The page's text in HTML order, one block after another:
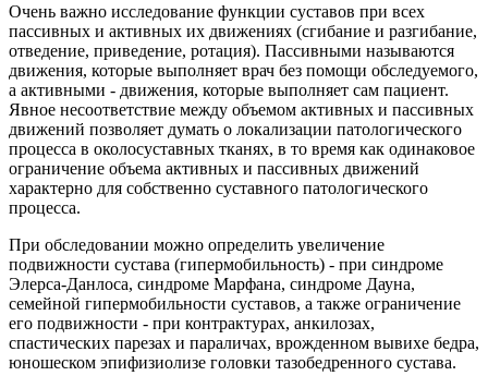
Очень важно исследование функции суставов при всех
пассивных и активных их движениях (сгибание и разгибание,
отведение, приведение, ротация). Пассивными называются
движения, которые выполняет врач без помощи обследуемого,
а активными - движения, которые выполняет сам пациент.
Явное несоответствие между объемом активных и пассивных
движений позволяет думать о локализации патологического
процесса в околосуставных тканях, в то время как одинаковое
ограничение объема активных и пассивных движений
характерно для собственно суставного патологического
процесса.
При обследовании можно определить увеличение
подвижности сустава (гипермобильность) - при синдроме
Элерса-Данлоса, синдроме Марфана, синдроме Дауна,
семейной гипермобильности суставов, а также ограничение
его подвижности - при контрактурах, анкилозах,
спастических парезах и параличах, врожденном вывихе бедра,
юношеском эпифизиолизе головки тазобедренного сустава.